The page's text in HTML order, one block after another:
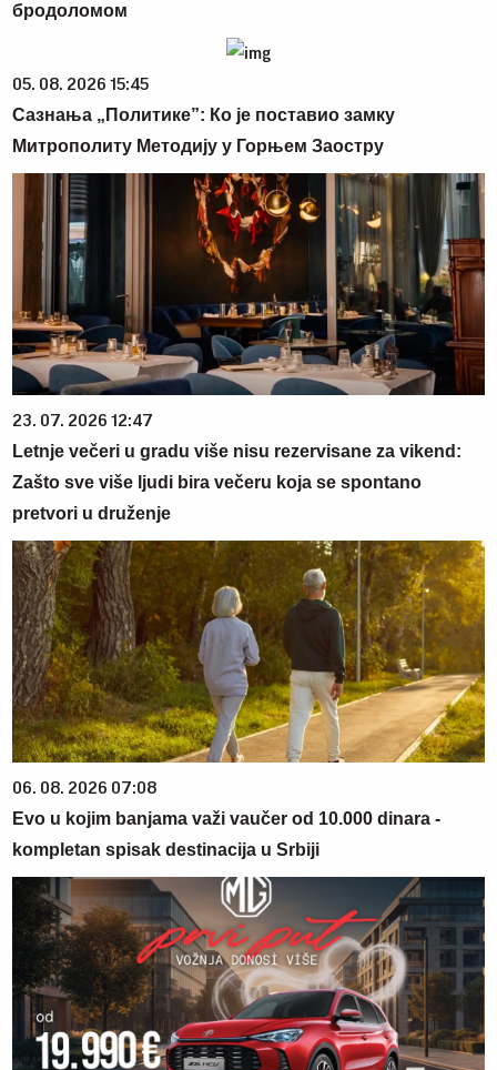
бродоломом
05. 08. 2026 15:45
Сазнања „Политике”: Ко је поставио замку
Митрополиту Методију у Горњем Заостру
23. 07. 2026 12:47
Letnje večeri u gradu više nisu rezervisane za vikend:
Zašto sve više ljudi bira večeru koja se spontano
pretvori u druženje
06. 08. 2026 07:08
Evo u kojim banjama važi vaučer od 10.000 dinara -
kompletan spisak destinacija u Srbiji